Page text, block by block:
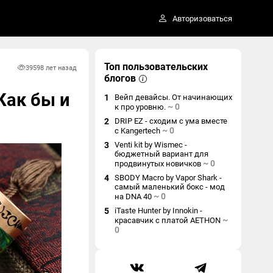
Авторизоваться
39598 лет назад
бы и
Топ пользовательских
блогов
1
Вейп девайсы. От начинающих
к про уровню. ~0
2
DRIP EZ - сходим с ума вместе
с Kangertech ~0
3 Venti kit by Wismec -
бюджетный вариант для
продвинутых новичков ~0
4 SBODY Macro by Vapor Shark -
самый маленький бокс - мод
на DNA 40 ~0
5
iTaste Hunter by Innokin -
красавчик с платой AETHON ~
0